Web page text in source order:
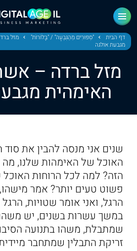
דף הבית "סִפּוּרִים מֵהַגִּבְעָה" / "בָּלֹוֹרוֹת"
מזל
מגבעת אולגה
מזל ברדה –
האימהית
שנים אני מנסה להבין את
האוכל של האימהות שלנו, מה
הזה? למה לכל הרוחות
פשוט טעים יותר? אמר מישהו,
הרגל, ואני אומר שטויות,
במשך עשרות בשנים, יש משהו
שמתבלת, משהו בתנועה
זריקת התבלין שמתחבר
ראשי
חדשות
מחוז חיפה
ירושלים
תל אביב